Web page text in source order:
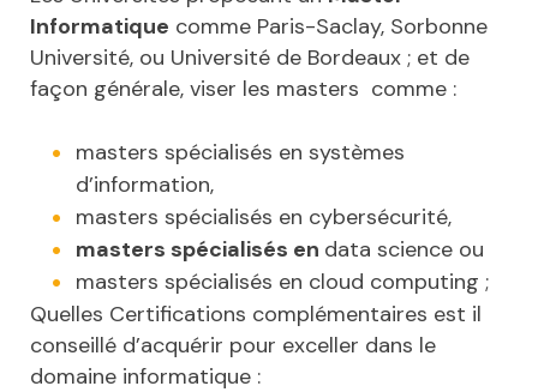
Informatique comme Paris-Saclay, Sorbonne
Université, ou Université de Bordeaux ; et de
façon générale, viser les masters comme :
masters spécialisés en systèmes
d’information,
masters spécialisés en cybersécurité,
masters spécialisés en data science ou
masters spécialisés en cloud computing ;
Quelles Certifications complémentaires est il
conseillé d’acquérir pour exceller dans le
domaine informatique :